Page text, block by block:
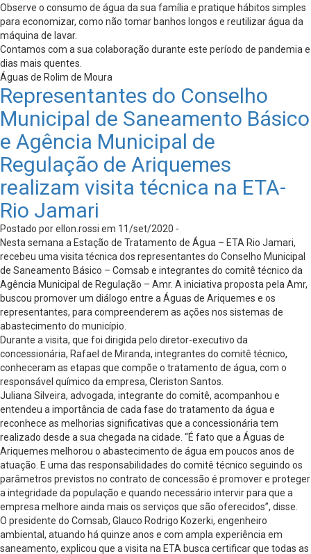
Observe o consumo de água da sua família e pratique hábitos simples
para economizar, como não tomar banhos longos e reutilizar água da
máquina de lavar.
Contamos com a sua colaboração durante este período de pandemia e
dias mais quentes.
Águas de Rolim de Moura
Representantes do Conselho
Municipal de Saneamento Básico
e Agência Municipal de
Regulação de Ariquemes
realizam visita técnica na ETA-
Rio Jamari
Postado por ellon.rossi em 11/set/2020 -
Nesta semana a Estação de Tratamento de Água – ETA Rio Jamari,
recebeu uma visita técnica dos representantes do Conselho Municipal
de Saneamento Básico – Comsab e integrantes do comitê técnico da
Agência Municipal de Regulação – Amr. A iniciativa proposta pela Amr,
buscou promover um diálogo entre a Águas de Ariquemes e os
representantes, para compreenderem as ações nos sistemas de
abastecimento do município.
Durante a visita, que foi dirigida pelo diretor-executivo da
concessionária, Rafael de Miranda, integrantes do comitê técnico,
conheceram as etapas que compõe o tratamento de água, com o
responsável químico da empresa, Cleriston Santos.
Juliana Silveira, advogada, integrante do comitê, acompanhou e
entendeu a importância de cada fase do tratamento da água e
reconhece as melhorias significativas que a concessionária tem
realizado desde a sua chegada na cidade. “É fato que a Águas de
Ariquemes melhorou o abastecimento de água em poucos anos de
atuação. E uma das responsabilidades do comitê técnico seguindo os
parâmetros previstos no contrato de concessão é promover e proteger
a integridade da população e quando necessário intervir para que a
empresa melhore ainda mais os serviços que são oferecidos”, disse.
O presidente do Comsab, Glauco Rodrigo Kozerki, engenheiro
ambiental, atuando há quinze anos e com ampla experiência em
saneamento, explicou que a visita na ETA busca certificar que todas as